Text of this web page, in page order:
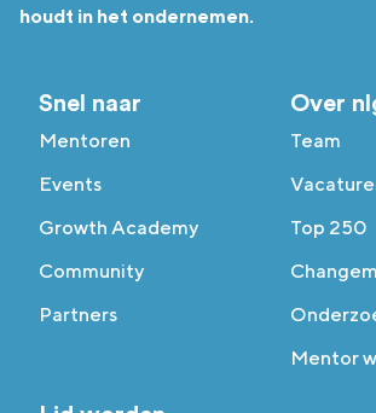
houdt in het ondernemen.
Snel naar
Mentoren
Events
Growth Academy
Community
Partners
Over
Team
Top 250
Mentor